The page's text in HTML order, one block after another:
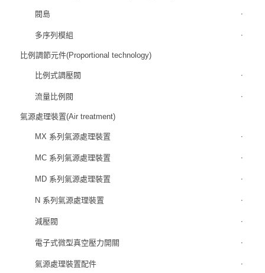
閥島
多序列模組
比例調節元件(Proportional technology)
比例式調壓閥
流量比例閥
氣源處理裝置(Air treatment)
MX 系列氣源處理裝置
MC 系列氣源處理裝置
MD 系列氣源處理裝置
N 系列氣源處理裝置
減壓閥
電子式微型真空壓力開關
氣源處理裝置配件